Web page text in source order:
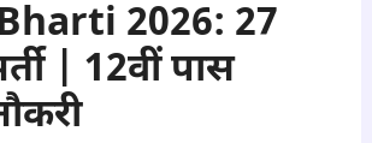
2026: 27
| 12वीं पास